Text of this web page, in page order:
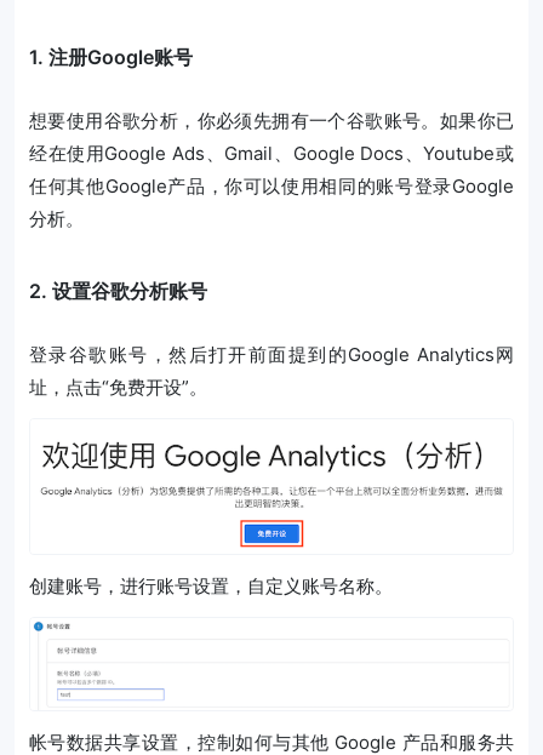
1. 注册Google账号
想要使用谷歌分析，你必须先拥有一个谷歌账号。如果你已
经在使用Google Ads、Gmail、Google Docs、Youtube或
任何其他Google产品，你可以使用相同的账号登录Google
分析。
2. 设置谷歌分析账号
登录谷歌账号，然后打开前面提到的Google Analytics网
址，点击“免费开设”。
创建账号，进行账号设置，自定义账号名称。
帐号数据共享设置，控制如何与其他 Google 产品和服务共